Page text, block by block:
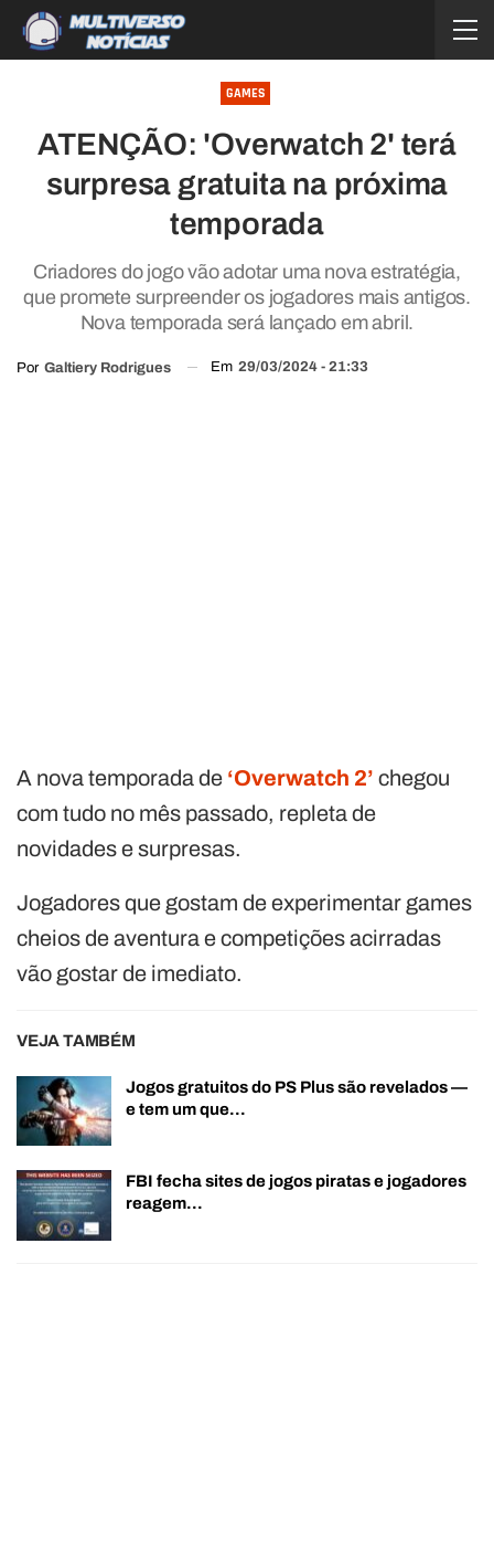
GAMES
ATENÇÃO: 'Overwatch 2' terá
surpresa gratuita na próxima
temporada
Criadores do jogo vão adotar uma nova estratégia,
que promete surpreender os jogadores mais antigos.
Nova temporada será lançado em abril.
Por Galtiery Rodrigues Em 29/03/2024 - 21:33
A nova temporada de ‘Overwatch 2’ chegou
com tudo no mês passado, repleta de
novidades e surpresas.
Jogadores que gostam de experimentar games
cheios de aventura e competições acirradas
vão gostar de imediato.
VEJA TAMBÉM
Jogos gratuitos do PS Plus são revelados —
e tem um que…
FBI fecha sites de jogos piratas e jogadores
reagem…